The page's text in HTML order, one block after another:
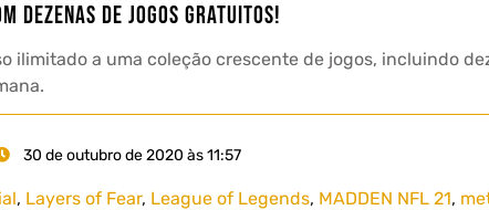
Dezenas de Jogos Gratuitos!
ilimitado a uma coleção crescente de jogos, incluindo
30 de outubro de 2020 às 11:57
, Layers of Fear, League of Legends, MADDEN NFL 21,